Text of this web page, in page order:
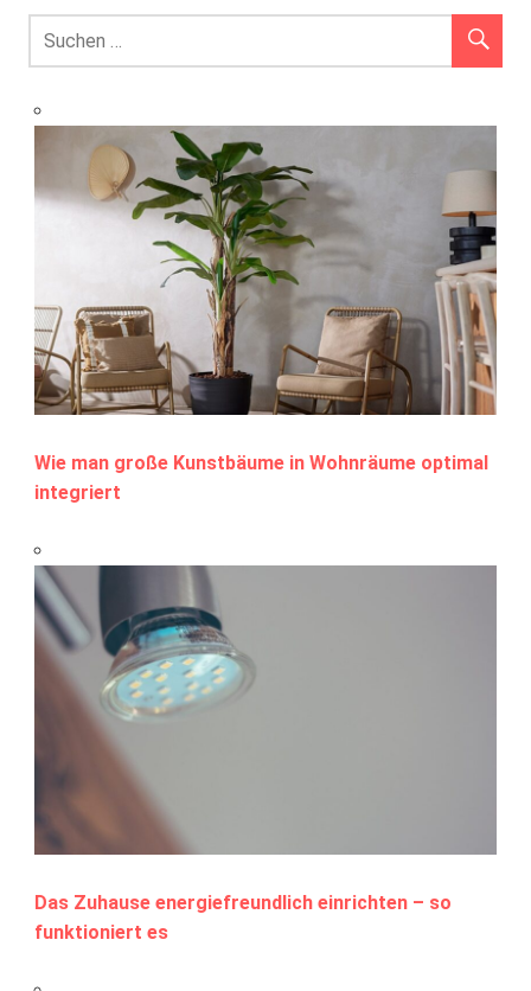
Wie man große Kunstbäume in Wohnräume optimal
integriert
Das Zuhause energiefreundlich einrichten – so
funktioniert es